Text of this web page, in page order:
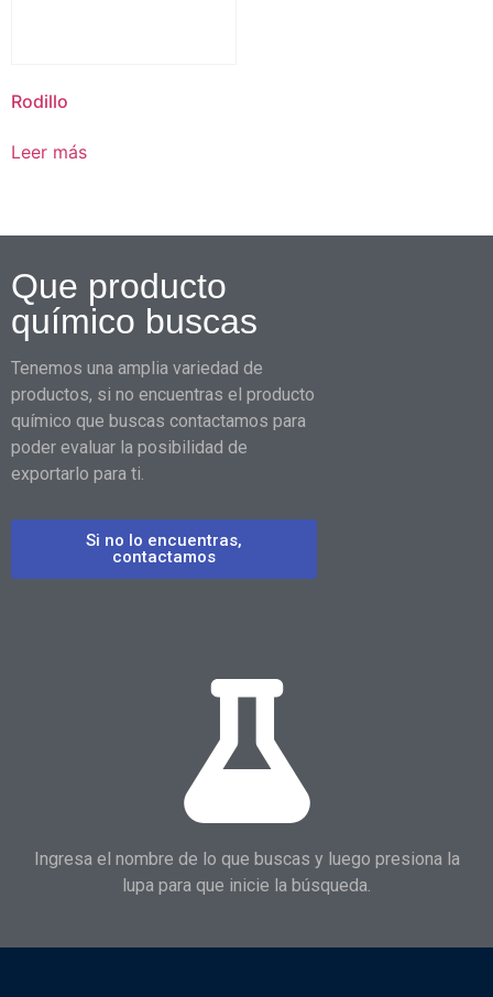
Rodillo
Leer más
Que producto
químico buscas
Tenemos una amplia variedad de
productos, si no encuentras el producto
químico que buscas contactamos para
poder evaluar la posibilidad de
exportarlo para ti.
Si no lo encuentras,
contactamos
Ingresa el nombre de lo que buscas y luego presiona la
lupa para que inicie la búsqueda.